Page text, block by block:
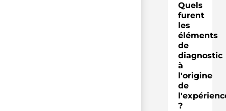
Quels
furent
les
éléments
de
diagnostic
à
l'origine
de
?